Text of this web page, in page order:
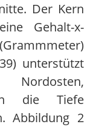
Der Kern
Gehalt-x-
unterstützt
die Tiefe
Abbildung 2